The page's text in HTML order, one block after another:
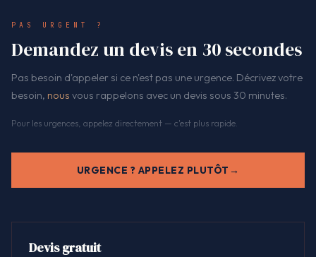
PAS URGENT ?
Demandez un devis en 30 secondes
Pas besoin d'appeler si ce n'est pas une urgence. Décrivez votre
besoin, nous vous rappelons avec un devis sous 30 minutes.
Pour les urgences, appelez directement — c'est plus rapide.
URGENCE ? APPELEZ PLUTÔT
Devis gratuit